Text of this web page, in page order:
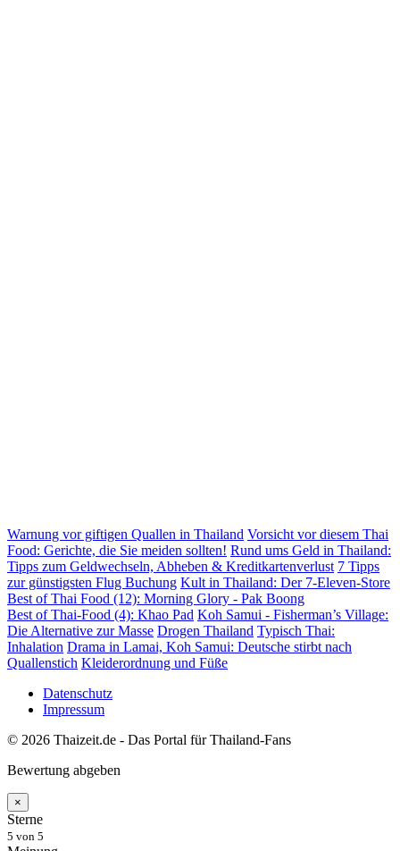
Warnung vor giftigen Quallen in Thailand Vorsicht vor diesem Thai
Food: Gerichte, die Sie meiden sollten! Rund ums Geld in Thailand:
Tipps zum Geldwechseln, Abheben & Kreditkartenverlust 7 Tipps
zur günstigsten Flug Buchung Kult in Thailand: Der 7-Eleven-Store
Best of Thai Food (12): Morning Glory - Pak Boong
Best of Thai-Food (4): Khao Pad Koh Samui - Fisherman’s Village:
Die Alternative zur Masse Drogen Thailand Typisch Thai:
Inhalation Drama in Lamai, Koh Samui: Deutsche stirbt nach
Quallenstich Kleiderordnung und Füße
Datenschutz
Impressum
© 2026 Thaizeit.de - Das Portal für Thailand-Fans
Bewertung abgeben
×
Sterne
5 von 5